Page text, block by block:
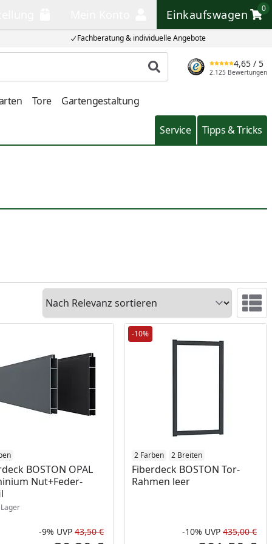
Fachberatung & individuelle Angebote
Einkaufswagen
0
Einkaufswagen
Produkt suchen
4,65 / 5
2.125 Bewertungen
Tore Gartengestaltung
Service Tipps & Tricks
Sortieren
BOSTON OPAL
Nut+Feder-
am Lager
-9% UVP 43,50 €
-10%
2 Farben 2 Breiten
Fiberdeck BOSTON Tor-
Rahmen leer
-10% UVP 435,00 €